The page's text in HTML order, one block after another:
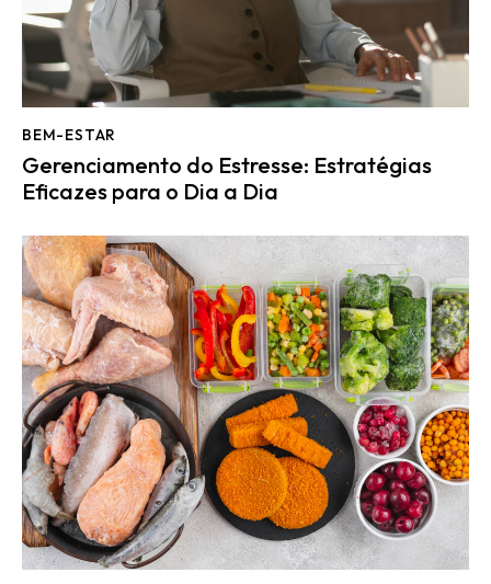
BEM-ESTAR
Gerenciamento do Estresse: Estratégias
Eficazes para o Dia a Dia